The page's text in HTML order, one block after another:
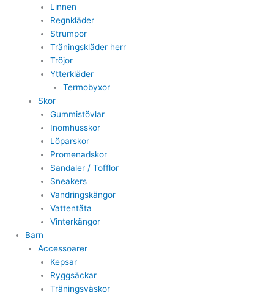
Linnen
Regnkläder
Strumpor
Träningskläder herr
Tröjor
Ytterkläder
Termobyxor
Skor
Gummistövlar
Inomhusskor
Löparskor
Promenadskor
Sandaler / Tofflor
Sneakers
Vandringskängor
Vattentäta
Vinterkängor
Barn
Accessoarer
Kepsar
Ryggsäckar
Träningsväskor